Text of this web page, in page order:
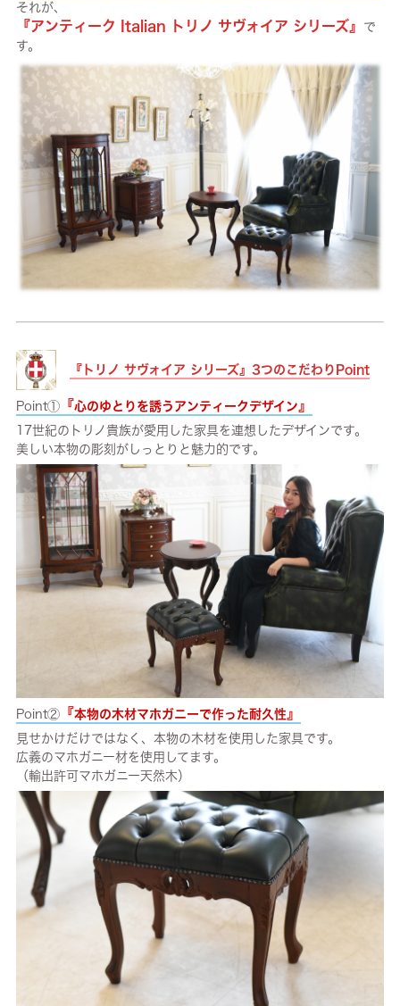
それが、
『アンティーク Italian トリノ サヴォイア シリーズ』
で
す。
『トリノ サヴォイア シリーズ』3つのこだわりPoint
Point①『心のゆとりを誘うアンティークデザイン』
17世紀のトリノ貴族が愛用した家具を連想したデザインです。
美しい本物の彫刻がしっとりと魅力的です。
Point②『本物の木材マホガニーで作った耐久性 』
見せかけだけではなく、本物の木材を使用した家具です。
広義のマホガニー材を使用してます。
（輸出許可マホガニー天然木）